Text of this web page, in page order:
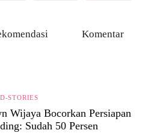
Komentar
D-STORIES
Wijaya Bocorkan Persiapan
Sudah 50 Persen